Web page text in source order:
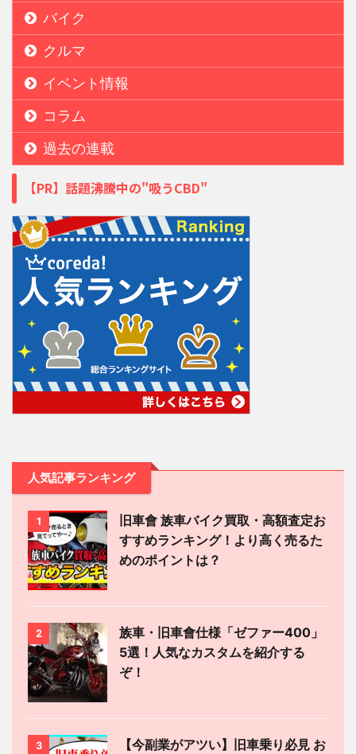
バイク
クルマ
イベント情報
コラム
過去の連載
【PR】話題沸騰中の"吸うCBD"
人気記事ランキング
1
旧車會 族車バイク買取・高額査定お
すすめランキング！より高く売るた
めのポイントは？
2
族車・旧車會仕様「ゼファー400」
5選！人気なカスタムを紹介する
ぞ！
3
【今副業がアツい】旧車乗り必見 お